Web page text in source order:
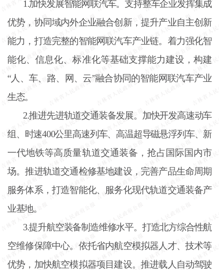
1.加快发展智能网联汽车。支持整车企业发挥集成
优势，协同域内外企业融合创新，提升产业自主创新
能力，打造完整的智能网联汽车产业链。着力强化智
能化、信息化、标准化等基础支撑能力建设，构建
“人、车、路、网、云”融合协同的智能网联汽车产业
生态。
2.推进先进轨道交通装备发展。加快开发高速动车
组、时速400公里高速列车、高温超导磁悬浮列车、新
一代地铁等高质量轨道交通装备，抢占国际国内市
场。推进轨道交通检修基地建设，完善产品生命周期
服务体系，打造智能化、服务化现代轨道交通装备产
业基地。
3.提升航空装备制造维修水平。打造北方综合性航
空维修保障中心。依托省内航空模拟器人才、技术等
优势，加快航空模拟器项目建设。推进载人自动驾驶